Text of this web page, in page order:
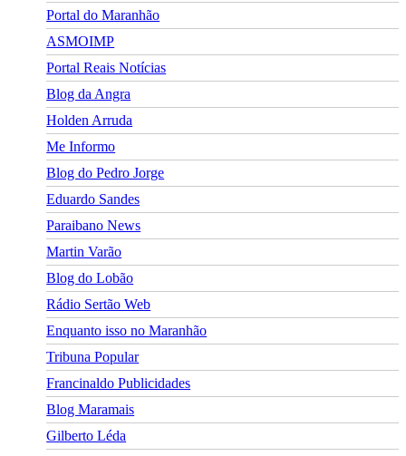
Portal do Maranhão
ASMOIMP
Portal Reais Notí­cias
Blog da Angra
Holden Arruda
Me Informo
Blog do Pedro Jorge
Eduardo Sandes
Paraibano News
Martin Varão
Blog do Lobão
Rádio Sertão Web
Enquanto isso no Maranhão
Tribuna Popular
Francinaldo Publicidades
Blog Maramais
Gilberto Léda